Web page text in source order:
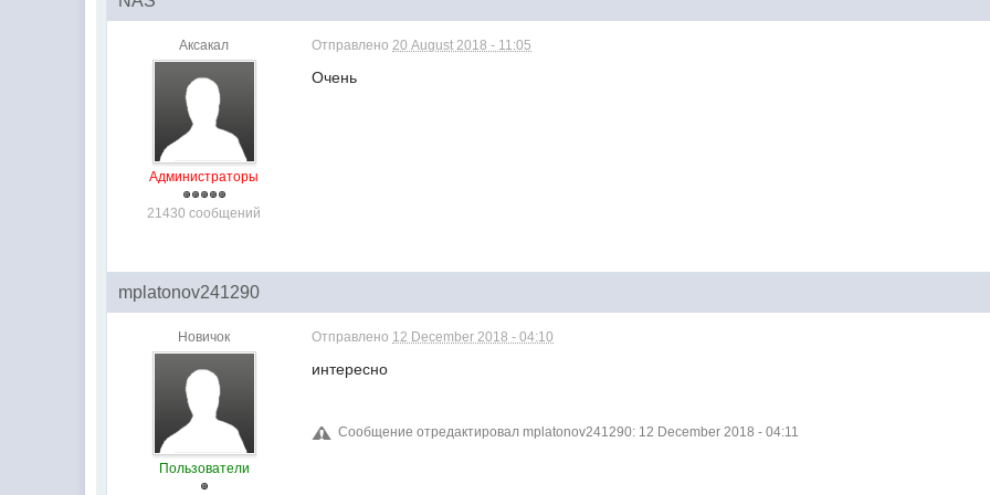
Аксакал
Администраторы
21430 сообщений
Отправлено20 August 2018 - 11:05
Очень
mplatonov241290
Новичок
Пользователи
Отправлено 12 December 2018 - 04:10
интересно
Сообщение отредактировал mplatonov241290: 12 December 2018 - 04:11